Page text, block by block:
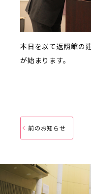
本日を以て返照館の
が始まります。
前のお知らせ